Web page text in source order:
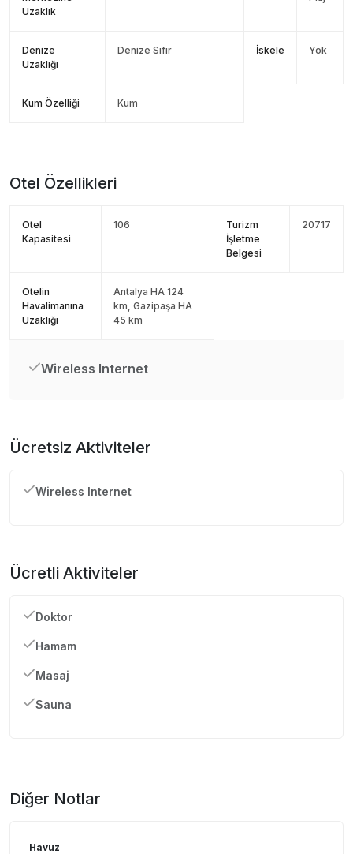
Uzaklık
Denize
Uzaklığı
Denize Sıfır İskele Yok
Kum Özelliği Kum
Otel Özellikleri
Otel
Kapasitesi
106
Turizm
İşletme
Belgesi
20717
Otelin
Havalimanına
Uzaklığı
Antalya HA 124
km, Gazipaşa HA
45 km
Wireless Internet
Ücretsiz Aktiviteler
Wireless Internet
Ücretli Aktiviteler
Doktor
Hamam
Masaj
Sauna
Diğer Notlar
Havuz